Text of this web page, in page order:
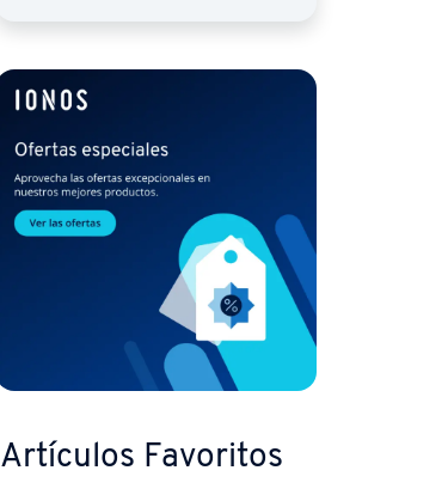
Artículos Favoritos